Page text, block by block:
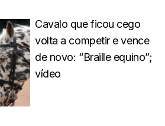
Cavalo que ficou cego
volta a competir e vence
de novo: “Braille equino”;
vídeo